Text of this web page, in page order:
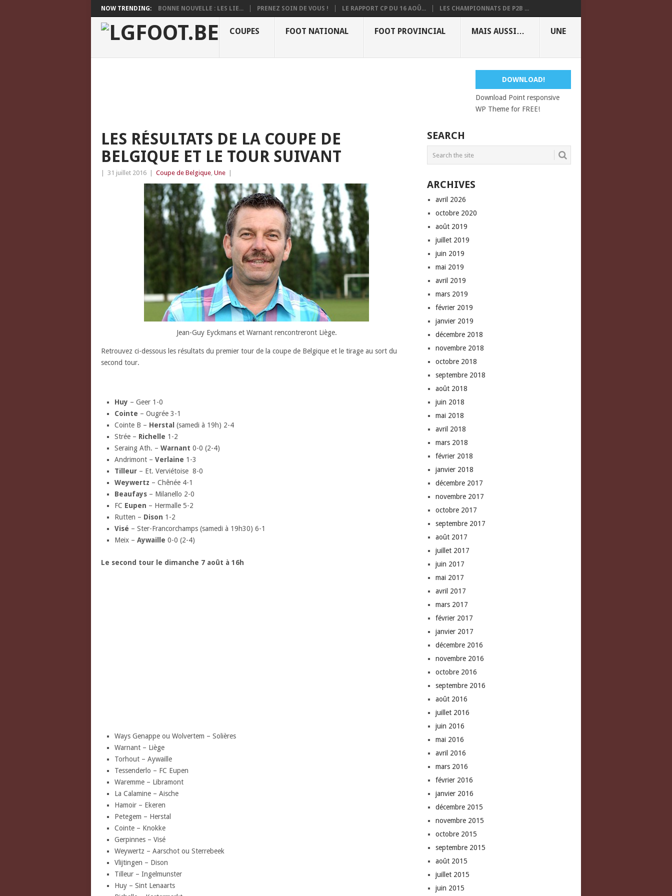
NOW TRENDING: BONNE NOUVELLE : LES LIE... PRENEZ SOIN DE VOUS ! LE RAPPORT CP DU 16 AOÛ... LES CHAMPIONNATS DE P2B ...
COUPES FOOT NATIONAL FOOT PROVINCIAL MAIS AUSSI… UNE
DOWNLOAD!
Download Point responsive
WP Theme for FREE!
LES RÉSULTATS DE LA COUPE DE
BELGIQUE ET LE TOUR SUIVANT
31 juillet 2016 Coupe de Belgique, Une
Jean-Guy Eyckmans et Warnant rencontreront Liège.
Retrouvez ci-dessous les résultats du premier tour de la coupe de Belgique et le tirage au sort du
second tour.
Huy – Geer 1-0
Cointe – Ougrée 3-1
Cointe B – Herstal (samedi à 19h) 2-4
Strée – Richelle 1-2
Seraing Ath. – Warnant 0-0 (2-4)
Andrimont – Verlaine 1-3
Tilleur– Et. Verviétoise 8-0
Weywertz – Chênée 4-1
Beaufays– Milanello 2-0
FC Eupen – Hermalle 5-2
Rutten – Dison 1-2
Visé – Ster-Francorchamps (samedi à 19h30) 6-1
Meix – Aywaille 0-0 (2-4)
Le second tour le dimanche 7 août à 16h
Ways Genappe ou Wolvertem – Solières
Warnant – Liège
Torhout – Aywaille
Tessenderlo – FC Eupen
Waremme – Libramont
La Calamine – Aische
Hamoir – Ekeren
Petegem – Herstal
Cointe – Knokke
Gerpinnes – Visé
Weywertz – Aarschot ou Sterrebeek
Vlijtingen – Dison
Tilleur – Ingelmunster
Huy – Sint Lenaarts
SEARCH
ARCHIVES
avril 2026
octobre 2020
août 2019
juillet 2019
juin 2019
mai 2019
avril 2019
mars 2019
février 2019
janvier 2019
décembre 2018
novembre 2018
octobre 2018
septembre 2018
août 2018
juin 2018
mai 2018
avril 2018
mars 2018
février 2018
janvier 2018
décembre 2017
novembre 2017
octobre 2017
septembre 2017
août 2017
juillet 2017
juin 2017
mai 2017
avril 2017
mars 2017
février 2017
janvier 2017
décembre 2016
novembre 2016
octobre 2016
septembre 2016
août 2016
juillet 2016
juin 2016
mai 2016
avril 2016
mars 2016
février 2016
janvier 2016
décembre 2015
novembre 2015
octobre 2015
septembre 2015
août 2015
juillet 2015
juin 2015